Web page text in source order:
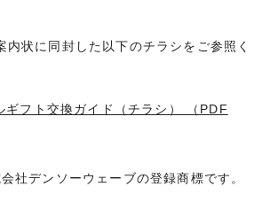
内状に同封した以下のチラシをご参照く
ギフト交換ガイド（チラシ） （PDF
社デンソーウェーブの登録商標です。